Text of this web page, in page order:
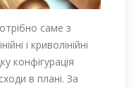
саме з
і криволінійні
конфігурація
в плані. За